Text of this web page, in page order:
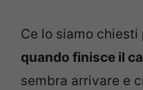
Ce lo siamo
quando finisce il
sembra arrivare e